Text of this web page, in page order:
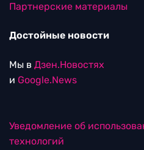
Партнерские материалы
Достойные новости
Мы в Дзен.Новостях
и Google.News
Уведомление об
технологий